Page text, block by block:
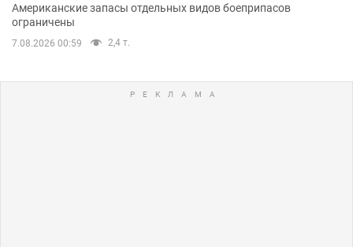
Американские запасы отдельных видов боеприпасов
ограничены
7.08.2026 00:59 2,4 т.